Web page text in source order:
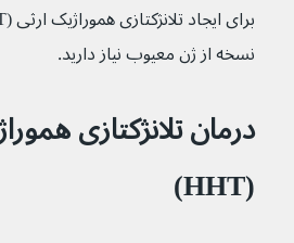
نسخه از ژن معیوب نیاز دارید.
درمان تلانژکتازی
(HHT)